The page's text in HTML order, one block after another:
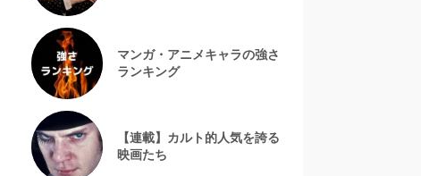
マンガ・アニメキャラの強さ
ランキング
【連載】カルト的人気を誇る
映画たち